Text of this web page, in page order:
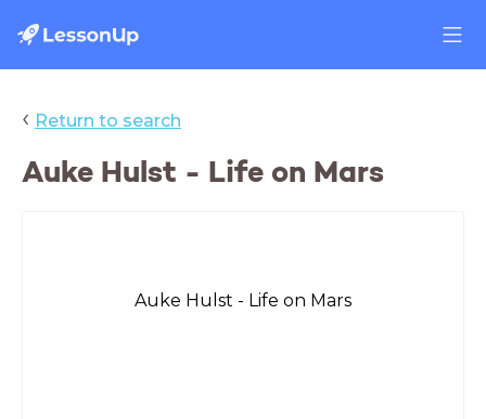
‹ Return to search
Auke Hulst - Life on Mars
Auke Hulst - Life on Mars